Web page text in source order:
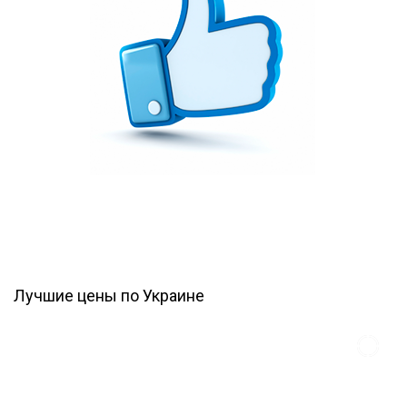
Лучшие цены по Украине